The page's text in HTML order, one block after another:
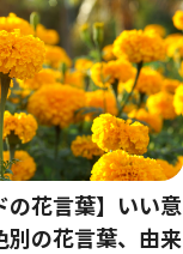
の花言葉】いい意
別の花言葉、由来